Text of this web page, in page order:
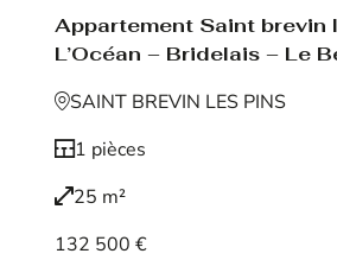
Appartement Saint brevin
L’Océan – Bridelais – Le
SAINT BREVIN LES PINS
1 pièces
25 m²
132 500 €